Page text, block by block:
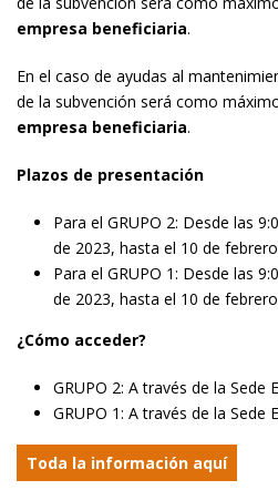
empresa beneficiaria.
En el caso de ayudas al
de la subvención será como
empresa beneficiaria.
Plazos de presentación
Para el GRUPO 2: Desde las
de 2023, hasta el 10 de
Para el GRUPO 1: Desde las
de 2023, hasta el 10 de
¿Cómo acceder?
GRUPO 2: A través de la Sede
GRUPO 1: A través de la Sede
Toda la información aquí